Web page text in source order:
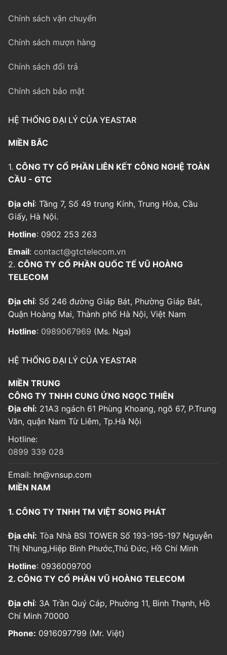
Chính sách vận chuyển
Chính sách mượn hàng
Chính sách đổi trả
Chính sách bảo mật
HỆ THỐNG ĐẠI LÝ CỦA YEASTAR
MIỀN BẮC
1. CÔNG TY CỔ PHẦN LIÊN KẾT CÔNG NGHỆ TOÀN
CẦU - GTC
Địa chỉ: Tầng 7, Số 49 trung Kính, Trung Hòa, Cầu
Giấy, Hà Nội.
Hotline: 0902 253 263
Email: contact@gtctelecom.vn
2. CÔNG TY CỔ PHẦN QUỐC TẾ VŨ HOÀNG
TELECOM
Địa chỉ: Số 246 đường Giáp Bát, Phường Giáp Bát,
Quận Hoàng Mai, Thành phố Hà Nội, Việt Nam
Hotline: 0989067969 (Ms. Nga)
HỆ THỐNG ĐẠI LÝ CỦA YEASTAR
MIỀN TRUNG
CÔNG TY TNHH CUNG ỨNG NGỌC THIÊN
Địa chỉ: 21A3 ngách 61 Phùng Khoang, ngõ 67, P.Trung
Văn, quận Nam Từ Liêm, Tp.Hà Nội
Hotline:
0899 339 028
Email: hn@vnsup.com
MIỀN NAM
1. CÔNG TY TNHH TM VIỆT SONG PHÁT
Địa chỉ: Tòa Nhà BSI TOWER Số 193-195-197 Nguyễn
Thị Nhung,Hiệp Bình Phước,Thủ Đức, Hồ Chí Minh
Hotline: 0936009700
2. CÔNG TY CỔ PHẦN VŨ HOÀNG TELECOM
Địa chỉ: 3A Trần Quý Cáp, Phường 11, Bình Thạnh, Hồ
Chí Minh 70000
Phone: 0916097799 (Mr. Việt)